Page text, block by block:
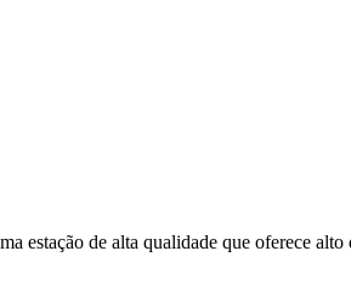
estação de alta qualidade que oferece